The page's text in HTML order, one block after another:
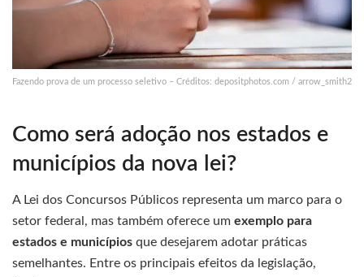
Fazendo prova de um processo seletivo – Créditos: depositphotos.com / arrow_smith2
Como será adoção nos estados e
municípios da nova lei?
A Lei dos Concursos Públicos representa um marco para o
setor federal, mas também oferece um exemplo para
estados e municípios que desejarem adotar práticas
semelhantes. Entre os principais efeitos da legislação,